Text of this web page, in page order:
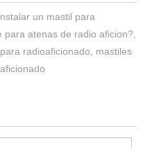
un mastil para
para atenas de radio aficion?,
radioaficionado, mastiles